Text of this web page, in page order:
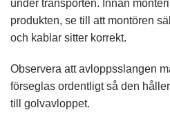
under transporten. Innan
produkten, se till att montören
och kablar sitter korrekt.
Observera att avloppsslangen
förseglas ordentligt så den
till golvavloppet.